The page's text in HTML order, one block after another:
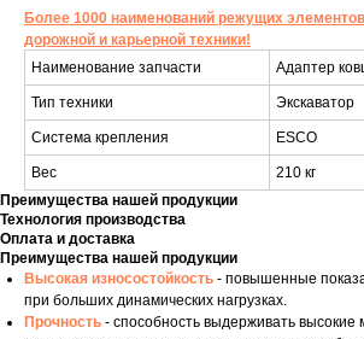
Более 1000 наименований режущих
дорожной и карьерной техники!
Наименование запчасти
Адаптер
Тип техники Экскаватор
Система крепления ESCO
Вес
210 кг
Преимущества нашей продукции
Технология производства
Оплата и доставка
Преимущества нашей продукции
Высокая износостойкость - повышенные
при больших динамических нагрузках.
Прочность - способность выдерживать высокие